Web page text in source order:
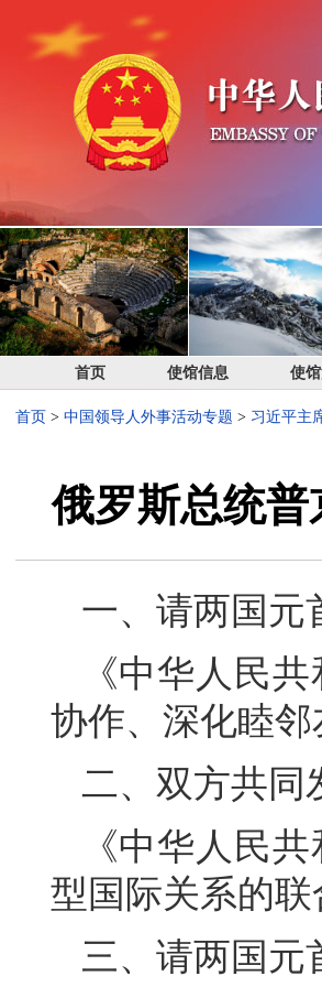
首页 使馆信息 使
首页 > 中国领导人外事活动专题 > 习近平主
俄罗斯总统
一、请两国元
《中华人民
协作、深化睦
二、双方共同
《中华人民
型国际关系的联
三、请两国元